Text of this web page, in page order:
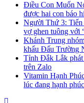
Điều Con Muốn
được hai con báo
Người Thứ 3:
vợ ghen tuông với
Khánh Trung
khấu Đấu Trường
Tỉnh Đắk Lắk
trên Zalo
Vitamin Hạnh
lúc đang hạnh phúc